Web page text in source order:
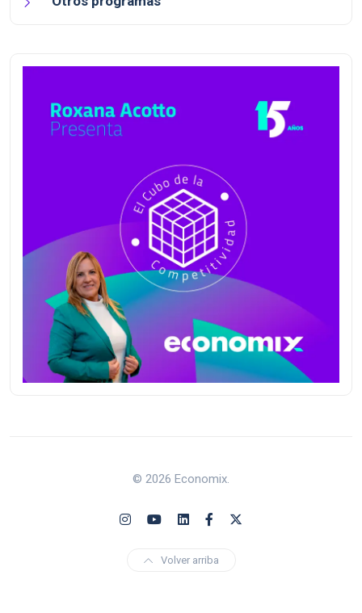
© 2026 Economix.
Volver arriba